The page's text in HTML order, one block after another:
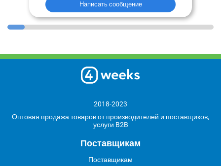
Написать сообщение
2018-2023
Оптовая продажа товаров от производителей и поставщиков,
услуги B2B
Поставщикам
Поставщикам